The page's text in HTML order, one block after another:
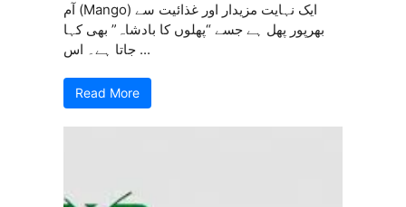
آم (Mango) ایک نہایت مزیدار اور غذائیت سے
بھرپور پھل ہے جسے “پھلوں کا بادشاہ” بھی کہا
جاتا ہے۔ اس ...
Read More